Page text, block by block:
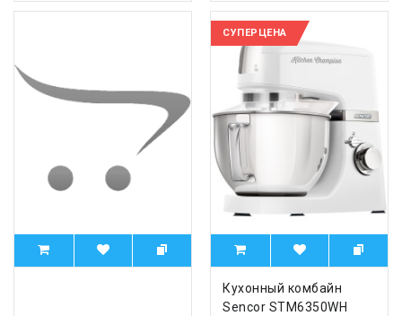
СУПЕРЦЕНА
Кухонный комбайн
Sencor STM6350WH